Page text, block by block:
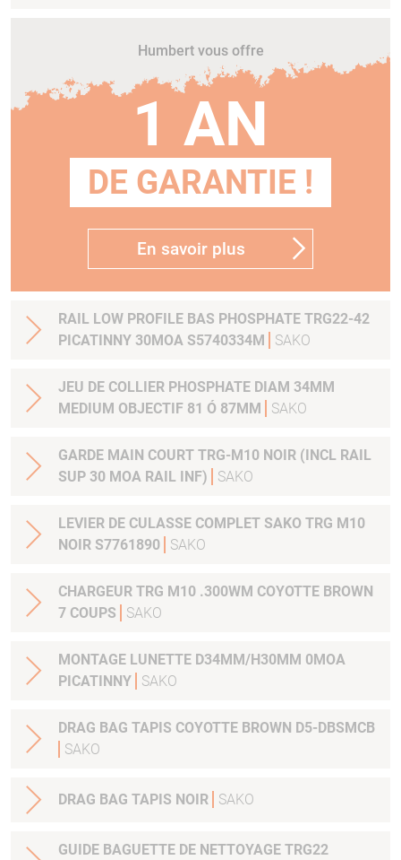
Humbert vous offre
1 AN
DE GARANTIE !
En savoir plus
RAIL LOW PROFILE BAS PHOSPHATE TRG22-42
PICATINNY 30MOA S5740334M
SAKO
JEU DE COLLIER PHOSPHATE DIAM 34MM
MEDIUM OBJECTIF 81 Ó 87MM
SAKO
GARDE MAIN COURT TRG-M10 NOIR (INCL RAIL
SUP 30 MOA RAIL INF)
SAKO
LEVIER DE CULASSE COMPLET SAKO TRG M10
NOIR S7761890
SAKO
CHARGEUR TRG M10 .300WM COYOTTE BROWN
7 COUPS
SAKO
MONTAGE LUNETTE D34MM/H30MM 0MOA
PICATINNY
SAKO
DRAG BAG TAPIS COYOTTE BROWN D5-DBSMCB
SAKO
DRAG BAG TAPIS NOIR SAKO
GUIDE BAGUETTE DE NETTOYAGE TRG22